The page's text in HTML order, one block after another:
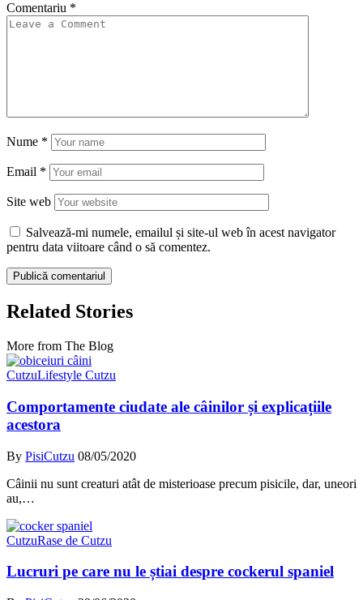
Comentariu *
Nume *
Email *
Site web
Salvează-mi numele, emailul și site-ul web în acest navigator
pentru data viitoare când o să comentez.
Related Stories
More from The Blog
CutzuLifestyle Cutzu
Comportamente ciudate ale câinilor și explicațiile
acestora
By PisiCutzu 08/05/2020
Câinii nu sunt creaturi atât de misterioase precum pisicile, dar, uneori
au,…
CutzuRase de Cutzu
Lucruri pe care nu le știai despre cockerul spaniel